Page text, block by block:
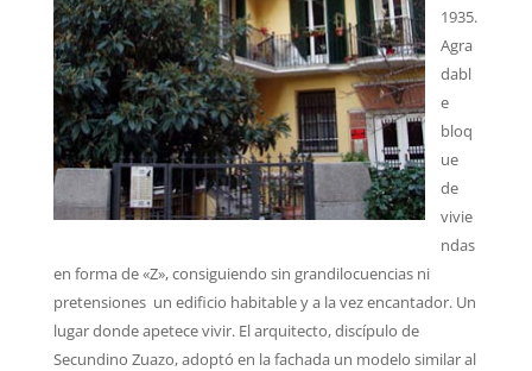
1935.
Agra
dabl
e
bloq
ue
de
vivie
ndas
en forma de «Z», consiguiendo sin grandilocuencias ni
pretensiones un edificio habitable y a la vez encantador. Un
lugar donde apetece vivir. El arquitecto, discípulo de
Secundino Zuazo, adoptó en la fachada un modelo similar al